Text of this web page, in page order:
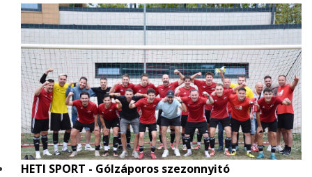
HETI SPORT - Gólzáporos szezonnyitó